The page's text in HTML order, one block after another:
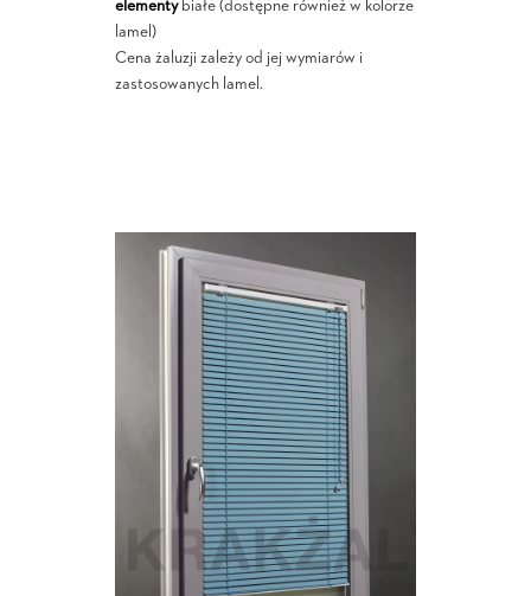
elementybiałe (dostępne również w kolorze
lamel)
Cena żaluzji zależy od jej wymiarów i
zastosowanych lamel.